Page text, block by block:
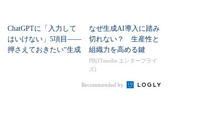
ChatGPTに「入力して
はいけない」5項目――
押さえておきたい“生成
なぜ生成AI導入に踏み
切れない？ 生産性と
組織力を高める鍵
PR(ITmedia エンタープライ
ズ)
Recommended by